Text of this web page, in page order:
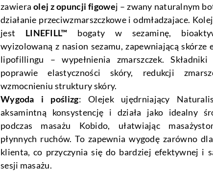
zawiera olej z opuncji figowej – zwany naturalnym
działanie przeciwzmarszczkowe i odmładzajace.
jest LINEFILL™ bogaty w sezaminę,
wyizolowaną z nasion sezamu, zapewniającą skórze
lipofillingu – wypełnienia zmarszczek.
poprawie elastyczności skóry, redukcji
wzmocnieniu struktury skóry.
Wygoda i poślizg: Olejek ujędrniający
aksamintną konsystencję i działa jako idealny
podczas masażu Kobido, ułatwiając
płynnych ruchów. To zapewnia wygodę zarówno
klienta, co przyczynia się do bardziej efektywnej i
sesji masażu.